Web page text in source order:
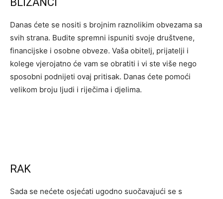
Danas ćete se nositi s brojnim raznolikim obvezama sa
svih strana. Budite spremni ispuniti svoje društvene,
financijske i osobne obveze. Vaša obitelj, prijatelji i
kolege vjerojatno će vam se obratiti i vi ste više nego
sposobni podnijeti ovaj pritisak. Danas ćete pomoći
velikom broju ljudi i riječima i djelima.
RAK
Sada se nećete osjećati ugodno suočavajući se s